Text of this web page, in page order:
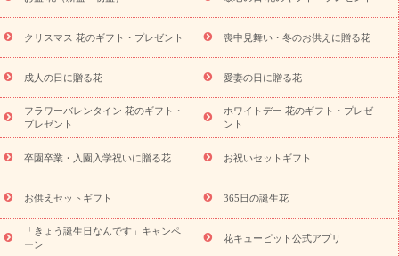
盆・初盆）
その他 お祝い返し お見舞い
お取り寄せギフト
ビジネス用
ご自宅用 観葉植物 ミディ胡蝶蘭
プリザーブ
ドフラワー
スタイルから探す アレンジメント 花束
スタ
ンド花
お祝い お供え・お悔やみ 胡蝶蘭 胡蝶蘭・花鉢
ディ胡蝶蘭・お祝い
ミディ胡蝶蘭・お供え
世界初の青色胡蝶蘭
観葉植物
観葉植物 産直多肉植物
プリザーブドフラワー
お祝い
お供え・お悔やみ 花とセットギフト
セミオーダー
プチギフト（hanamore -ハナモア-）
花とみどりのeギフト
キューピットのeGfit
カラー ピンク イエローオレンジ
レッ
ド
お花の種類 トルコキキョウ
お祝い お祝い・3000円～ お祝い・4000円～
お祝い・
5000円～
お祝い・7000円～ お祝い・ 10000円～
お供え・お
悔やみ
クリスマス 花のギフト・プレゼント 喪中見舞い・冬のお供えに贈る花
成人の日に贈る花 愛妻の日に贈る花
フラワーバレンタイン 花のギフト・
プレゼント
ホワイトデー 花のギフト・プレゼ
ント
卒園卒業・入園入学祝いに贈る花 お祝いセットギフト
お供えセットギフト 365日の誕生花
「きょう誕生日なんです」キャンペ
ーン
花キューピット公式アプリ